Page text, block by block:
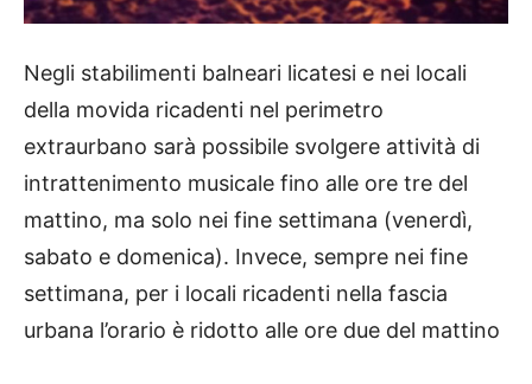
Negli stabilimenti balneari licatesi e nei locali
della movida ricadenti nel perimetro
extraurbano sarà possibile svolgere attività di
intrattenimento musicale fino alle ore tre del
mattino, ma solo nei fine settimana (venerdì,
sabato e domenica). Invece, sempre nei fine
settimana, per i locali ricadenti nella fascia
urbana l’orario è ridotto alle ore due del mattino